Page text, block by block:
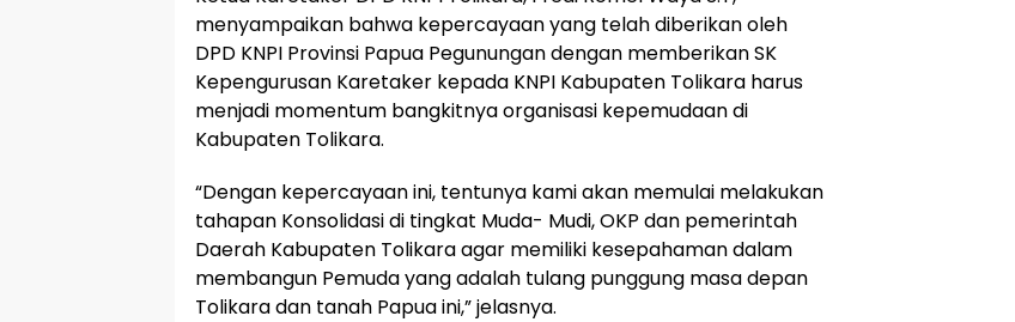
menyampaikan bahwa kepercayaan yang telah diberikan oleh
DPD KNPI Provinsi Papua Pegunungan dengan memberikan SK
Kepengurusan Karetaker kepada KNPI Kabupaten Tolikara harus
menjadi momentum bangkitnya organisasi kepemudaan di
Kabupaten Tolikara.
“Dengan kepercayaan ini, tentunya kami akan memulai melakukan
tahapan Konsolidasi di tingkat Muda- Mudi, OKP dan pemerintah
Daerah Kabupaten Tolikara agar memiliki kesepahaman dalam
membangun Pemuda yang adalah tulang punggung masa depan
Tolikara dan tanah Papua ini,” jelasnya.